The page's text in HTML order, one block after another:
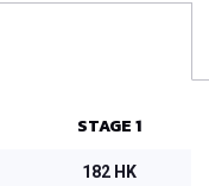
STAGE 1
182 HK